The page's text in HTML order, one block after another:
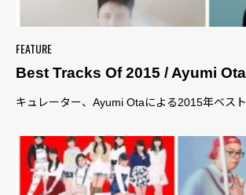
FEATURE
Best Tracks Of 2015 / Ayumi Ota
キュレーター、Ayumi Otaによる2015年ベス